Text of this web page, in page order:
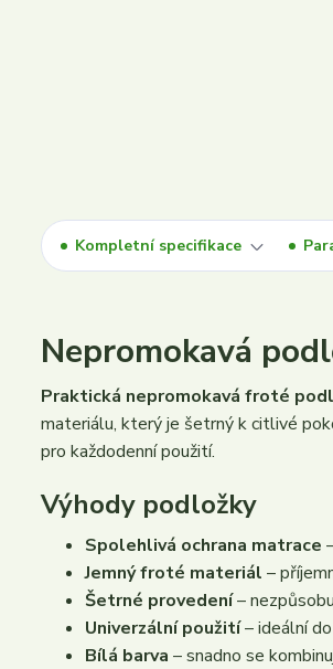
Kompletní specifikace
Nepromokavá
Praktická nepromokavá froté
materiálu, který je šetrný k citlivé
pro každodenní použití.
Výhody podložky
Spolehlivá ochrana matrace
Jemný froté materiál –
Šetrné provedení–
Univerzální použití– ideální
Bílá barva – snadno se